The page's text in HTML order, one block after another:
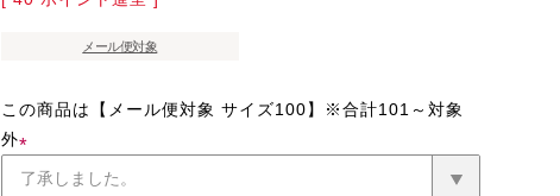
メール便対象
この商品は【メール便対象 サイズ100】※合計101～対象
外
(必